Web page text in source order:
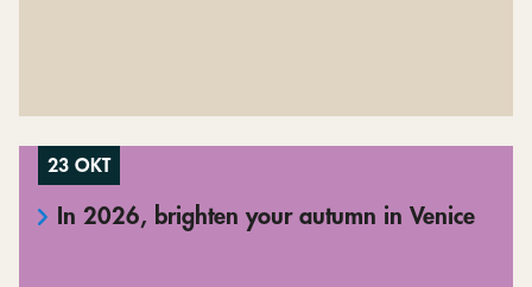
23 OKT
In 2026, brighten your autumn in Venice